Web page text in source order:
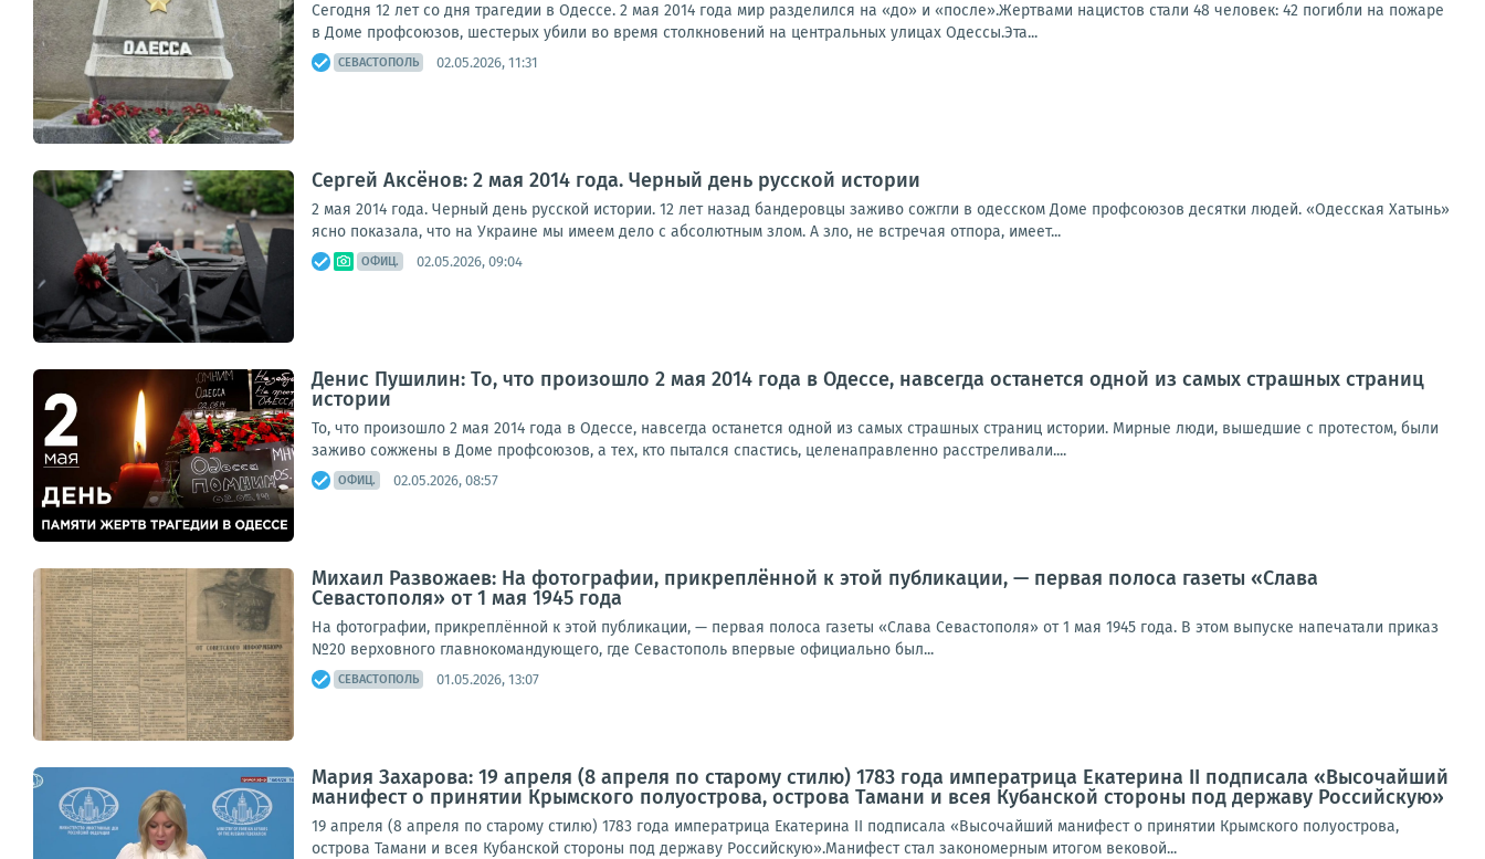
Сегодня 12 лет со дня трагедии в Одессе. 2 мая 2014 года мир разделился на «до» и «после».Жертвами нацистов стали 48 человек: 42 погибли на пожаре
в Доме профсоюзов, шестерых убили во время столкновений на центральных улицах Одессы.Эта...
СЕВАСТОПОЛЬ 02.05.2026, 11:31
Сергей Аксёнов: 2 мая 2014 года. Черный день русской истории
2 мая 2014 года. Черный день русской истории. 12 лет назад бандеровцы заживо сожгли в одесском Доме профсоюзов десятки людей. «Одесская Хатынь»
ясно показала, что на Украине мы имеем дело с абсолютным злом. А зло, не встречая отпора, имеет...
ОФИЦ. 02.05.2026, 09:04
Денис Пушилин: То, что произошло 2 мая 2014 года в Одессе, навсегда останется одной из самых страшных страниц
истории
То, что произошло 2 мая 2014 года в Одессе, навсегда останется одной из самых страшных страниц истории. Мирные люди, вышедшие с протестом, были
заживо сожжены в Доме профсоюзов, а тех, кто пытался спастись, целенаправленно расстреливали....
ОФИЦ. 02.05.2026, 08:57
Михаил Развожаев: На фотографии, прикреплённой к этой публикации, — первая полоса газеты «Слава
Севастополя» от 1 мая 1945 года
На фотографии, прикреплённой к этой публикации, — первая полоса газеты «Слава Севастополя» от 1 мая 1945 года. В этом выпуске напечатали приказ
№20 верховного главнокомандующего, где Севастополь впервые официально был...
СЕВАСТОПОЛЬ 01.05.2026, 13:07
Мария Захарова: 19 апреля (8 апреля по старому стилю) 1783 года императрица Екатерина II подписала «Высочайший
манифест о принятии Крымского полуострова, острова Тамани и всея Кубанской стороны под державу Российскую»
19 апреля (8 апреля по старому стилю) 1783 года императрица Екатерина II подписала «Высочайший манифест о принятии Крымского полуострова,
острова Тамани и всея Кубанской стороны под державу Российскую».Манифест стал закономерным итогом вековой...